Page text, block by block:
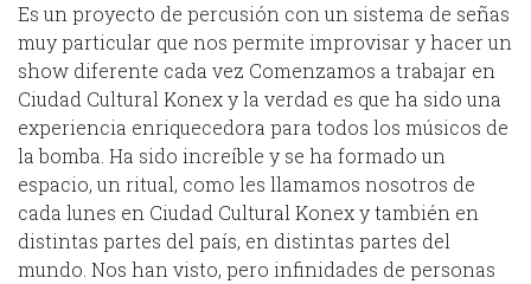
Es un proyecto de percusión con un sistema de señas
muy particular que nos permite improvisar y hacer un
show diferente cada vez Comenzamos a trabajar en
Ciudad Cultural Konex y la verdad es que ha sido una
experiencia enriquecedora para todos los músicos de
la bomba. Ha sido increíble y se ha formado un
espacio, un ritual, como les llamamos nosotros de
cada lunes en Ciudad Cultural Konex y también en
distintas partes del país, en distintas partes del
mundo. Nos han visto, pero infinidades de personas